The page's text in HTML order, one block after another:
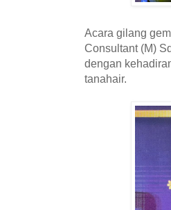
Acara gilang
Consultant (M)
dengan
tanahair.